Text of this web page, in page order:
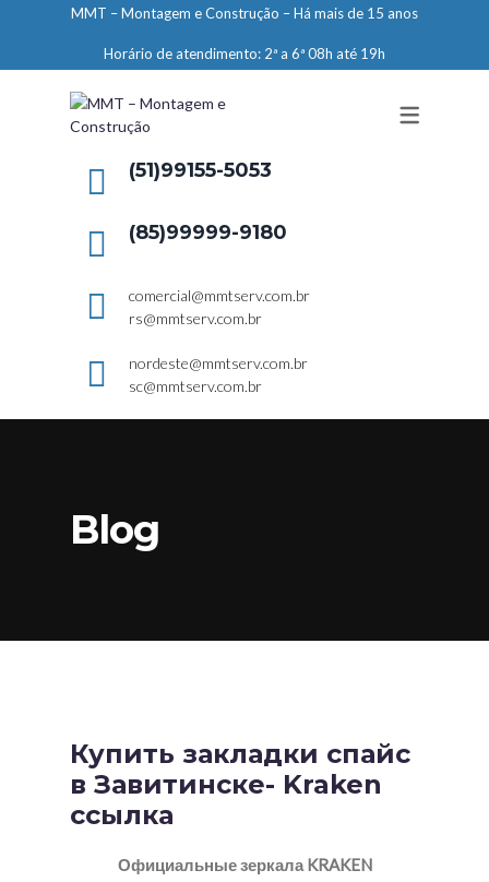
ENGENHARIA
LIMPEZA E CONSERVAÇÃO
MANUTENÇÃO PREDIAL
ELEVADORES – PREPARAÇÃO DE
MMT – Montagem e Construção – Há mais de 15 anos
Horário de atendimento: 2ª a 6ª 08h até 19h
(51)99155-5053
(85)99999-9180
comercial@mmtserv.com.br
rs@mmtserv.com.br
nordeste@mmtserv.com.br
sc@mmtserv.com.br
Blog
Купить закладки спайс
в Завитинске- Kraken
ссылка
Официальные зеркала KRAKEN